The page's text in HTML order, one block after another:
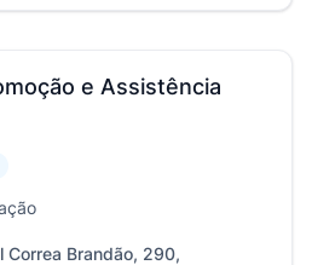
e Assistência
Correa Brandão, 290,